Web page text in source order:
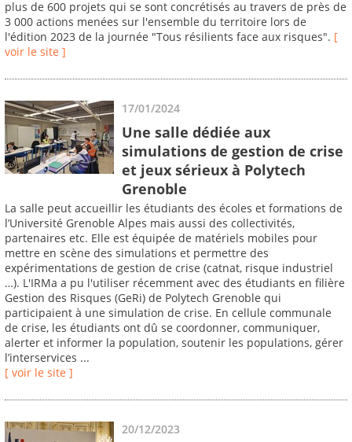
plus de 600 projets qui se sont concrétisés au travers de près de
3 000 actions menées sur l'ensemble du territoire lors de
l'édition 2023 de la journée "Tous résilients face aux risques". [
voir le site ]
17/01/2024
Une salle dédiée aux
simulations de gestion de crise
et jeux sérieux à Polytech
Grenoble
La salle peut accueillir les étudiants des écoles et formations de
l’Université Grenoble Alpes mais aussi des collectivités,
partenaires etc. Elle est équipée de matériels mobiles pour
mettre en scène des simulations et permettre des
expérimentations de gestion de crise (catnat, risque industriel
…). L'IRMa a pu l'utiliser récemment avec des étudiants en filière
Gestion des Risques (GeRi) de Polytech Grenoble qui
participaient à une simulation de crise. En cellule communale
de crise, les étudiants ont dû se coordonner, communiquer,
alerter et informer la population, soutenir les populations, gérer
l’interservices ...
[ voir le site ]
20/12/2023